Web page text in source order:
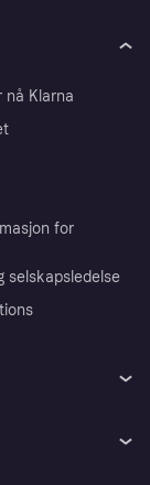
nå Klarna
for
selskapsledelse